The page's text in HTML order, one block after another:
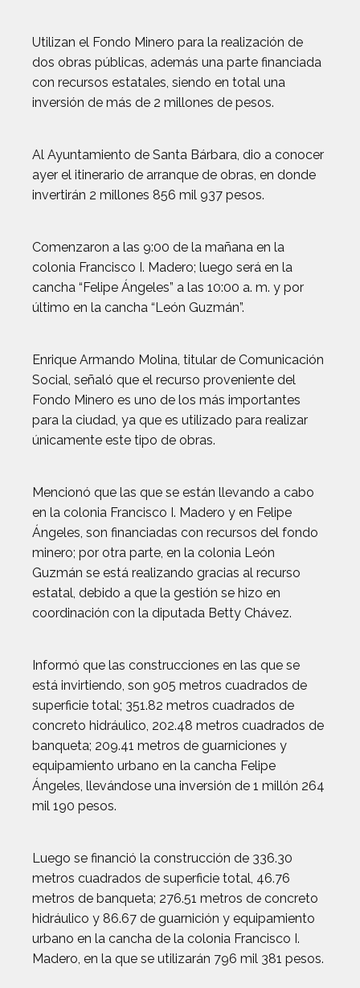
Utilizan el Fondo Minero para la realización de
dos obras públicas, además una parte financiada
con recursos estatales, siendo en total una
inversión de más de 2 millones de pesos.
Al Ayuntamiento de Santa Bárbara, dio a conocer
ayer el itinerario de arranque de obras, en donde
invertirán 2 millones 856 mil 937 pesos.
Comenzaron a las 9:00 de la mañana en la
colonia Francisco I. Madero; luego será en la
cancha “Felipe Ángeles” a las 10:00 a. m. y por
último en la cancha “León Guzmán”.
Enrique Armando Molina, titular de Comunicación
Social, señaló que el recurso proveniente del
Fondo Minero es uno de los más importantes
para la ciudad, ya que es utilizado para realizar
únicamente este tipo de obras.
Mencionó que las que se están llevando a cabo
en la colonia Francisco I. Madero y en Felipe
Ángeles, son financiadas con recursos del fondo
minero; por otra parte, en la colonia León
Guzmán se está realizando gracias al recurso
estatal, debido a que la gestión se hizo en
coordinación con la diputada Betty Chávez.
Informó que las construcciones en las que se
está invirtiendo, son 905 metros cuadrados de
superficie total; 351.82 metros cuadrados de
concreto hidráulico, 202.48 metros cuadrados de
banqueta; 209.41 metros de guarniciones y
equipamiento urbano en la cancha Felipe
Ángeles, llevándose una inversión de 1 millón 264
mil 190 pesos.
Luego se financió la construcción de 336.30
metros cuadrados de superficie total, 46.76
metros de banqueta; 276.51 metros de concreto
hidráulico y 86.67 de guarnición y equipamiento
urbano en la cancha de la colonia Francisco I.
Madero, en la que se utilizarán 796 mil 381 pesos.